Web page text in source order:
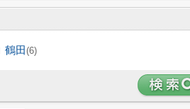
鶴田(6)